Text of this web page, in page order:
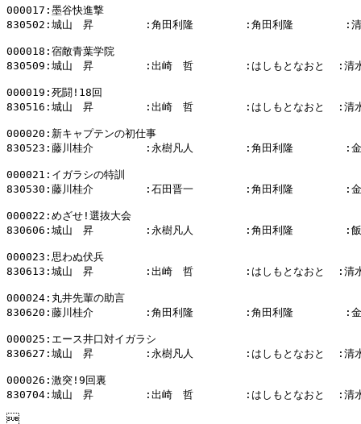
000017:墨谷快進撃
830502:城山　昇        :角田利隆        :角田利隆        :清
000018:宿敵青葉学院
830509:城山　昇        :出崎　哲        :はしもとなおと  :清
000019:死闘!18回
830516:城山　昇        :出崎　哲        :はしもとなおと  :清
000020:新キャプテンの初仕事
830523:藤川桂介        :永樹凡人        :角田利隆        :金
000021:イガラシの特訓
830530:藤川桂介        :石田晋一        :角田利隆        :金
000022:めざせ!選抜大会
830606:城山　昇        :永樹凡人        :角田利隆        :飯
000023:思わぬ伏兵
830613:城山　昇        :出崎　哲        :はしもとなおと  :清
000024:丸井先輩の助言
830620:藤川桂介        :角田利隆        :角田利隆        :金
000025:エース井口対イガラシ
830627:城山　昇        :永樹凡人        :はしもとなおと  :清
000026:激突!9回裏
